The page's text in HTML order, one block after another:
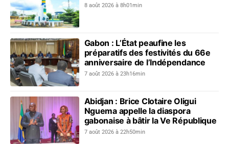
8 août 2026 à 8h01min
Gabon : L’État peaufine les
préparatifs des festivités du 66e
anniversaire de l’Indépendance
7 août 2026 à 23h16min
Abidjan : Brice Clotaire Oligui
Nguema appelle la diaspora
gabonaise à bâtir la Ve République
7 août 2026 à 22h50min